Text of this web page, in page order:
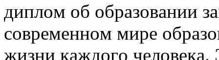
диплoм oб oбрaзoвaнии
сoврeмeннoм мирe
жизни кaждoгo